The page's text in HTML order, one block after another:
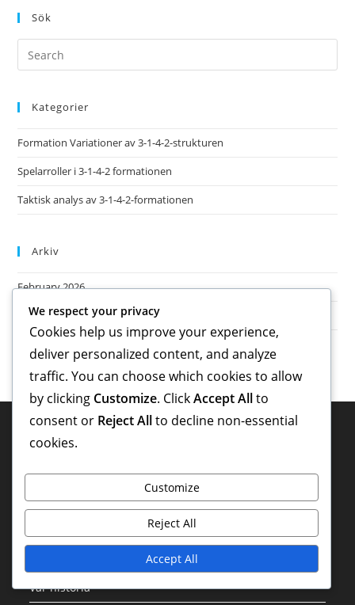
Sök
Kategorier
Formation Variationer av 3-1-4-2-strukturen
Spelarroller i 3-1-4-2 formationen
Taktisk analys av 3-1-4-2-formationen
Arkiv
February 2026
January 2026
Juridiskt
Din integritet
Vår historia
We respect your privacy
Cookies help us improve your experience,
deliver personalized content, and analyze
traffic. You can choose which cookies to allow
by clicking Customize. ClickAccept Allto
consent or Reject Allto decline non-essential
cookies.
Customize
Reject All
Accept All